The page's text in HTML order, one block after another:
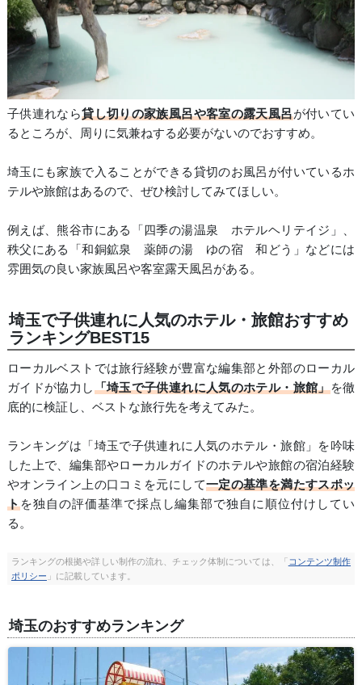
子供連れなら貸し切りの家族風呂や客室の露天風呂が付いてい
るところが、周りに気兼ねする必要がないのでおすすめ。
埼玉にも家族で入ることができる貸切のお風呂が付いているホ
テルや旅館はあるので、ぜひ検討してみてほしい。
例えば、熊谷市にある「四季の湯温泉 ホテルヘリテイジ」、
秩父にある「和銅鉱泉 薬師の湯 ゆの宿 和どう」などには
雰囲気の良い家族風呂や客室露天風呂がある。
埼玉で子供連れに人気のホテル・旅館おすすめ
ランキングBEST15
ローカルベストでは旅行経験が豊富な編集部と外部のローカル
ガイドが協力し「埼玉で子供連れに人気のホテル・旅館」を徹
底的に検証し、ベストな旅行先を考えてみた。
ランキングは「埼玉で子供連れに人気のホテル・旅館」を吟味
した上で、編集部やローカルガイドのホテルや旅館の宿泊経験
やオンライン上の口コミを元にして一定の基準を満たすスポッ
トを独自の評価基準で採点し編集部で独自に順位付けしてい
る。
ランキングの根拠や詳しい制作の流れ、チェック体制については、「 コンテンツ制作
ポリシー 」に記載しています。
埼玉のおすすめランキング